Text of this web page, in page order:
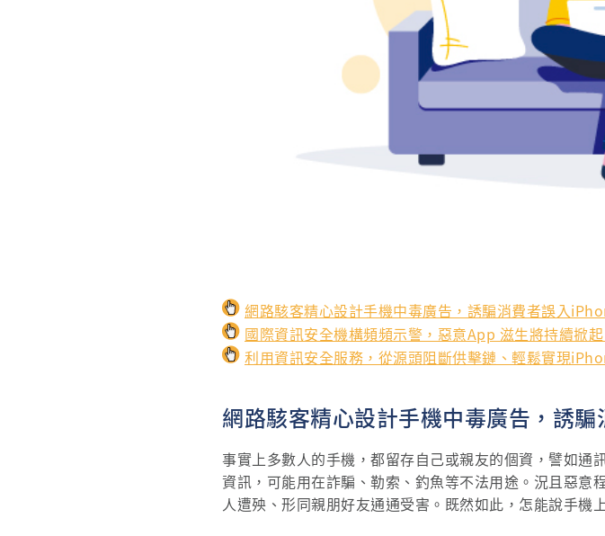
網路駭客精心設計手機中毒廣告，誘騙消費者誤入
國際資訊安全機構頻頻示警，惡意App 滋生將持續掀
利用資訊安全服務，從源頭阻斷供擊鏈、輕鬆實現
網路駭客精心設計手機中毒廣告，誘
事實上多數人的手機，都留存自己或親友的個資，譬如
資訊，可能用在詐騙、勒索、釣魚等不法用途。況且惡
人遭殃、形同親朋好友通通受害。既然如此，怎能說手機